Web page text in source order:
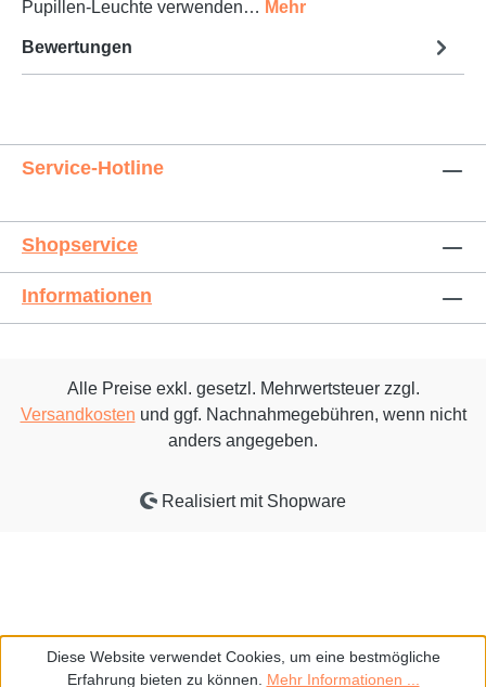
Pupillen-Leuchte verwenden… Mehr
Bewertungen
Service-Hotline
Shopservice
Informationen
Alle Preise exkl. gesetzl. Mehrwertsteuer zzgl.
Versandkosten und ggf. Nachnahmegebühren, wenn nicht
anders angegeben.
Realisiert mit Shopware
Diese Website verwendet Cookies, um eine bestmögliche
Erfahrung bieten zu können. Mehr Informationen ...